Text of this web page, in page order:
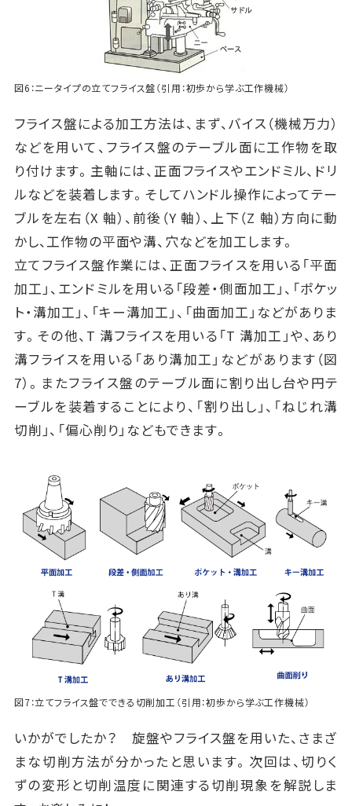
図6：ニータイプの立てフライス盤（引用：初歩から学ぶ工作機械）
フライス盤による加工方法は、まず、バイス（機械万力）
などを用いて、フライス盤のテーブル面に工作物を取
り付けます。主軸には、正面フライスやエンドミル、ドリ
ルなどを装着します。そしてハンドル操作によってテー
ブルを左右（X 軸）、前後（Y 軸）、上下（Z 軸）方向に動
かし、工作物の平面や溝、穴などを加工します。
立てフライス盤作業には、正面フライスを用いる「平面
加工」、エンドミルを用いる「段差・側面加工」、「ポケッ
ト・溝加工」、「キー溝加工」、「曲面加工」などがありま
す。その他、T 溝フライスを用いる「T 溝加工」や、あり
溝フライスを用いる「あり溝加工」などがあります（図
7）。またフライス盤のテーブル面に割り出し台や円テ
ーブルを装着することにより、「割り出し」、「ねじれ溝
切削」、「偏心削り」などもできます。
図7：立てフライス盤でできる切削加工（引用：初歩から学ぶ工作機械）
いかがでしたか？ 旋盤やフライス盤を用いた、さまざ
まな切削方法が分かったと思います。次回は、切りく
ずの変形と切削温度に関連する切削現象を解説しま